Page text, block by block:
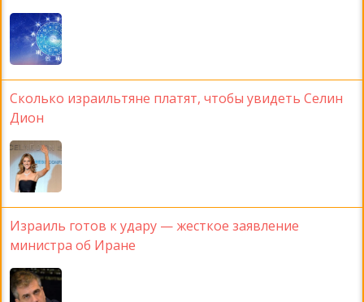
Сколько израильтяне платят, чтобы увидеть Селин
Дион
Израиль готов к удару — жесткое заявление
министра об Иране